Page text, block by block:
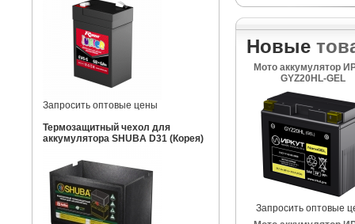
Запросить оптовые цены
Термозащитный чехол для
аккумулятора SHUBA D31 (Корея)
Новые
Мото аккумулятор
GYZ20HL-GEL
Запросить оптовые